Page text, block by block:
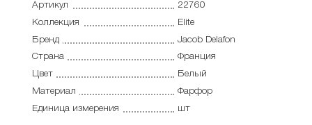
Артикул
22760
Коллекция
Elite
Бренд
Jacob Delafon
Страна
Франция
Цвет
Белый
Материал
Фарфор
Единица измерения
шт